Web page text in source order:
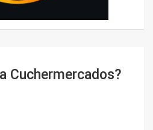
Cuchermercados?